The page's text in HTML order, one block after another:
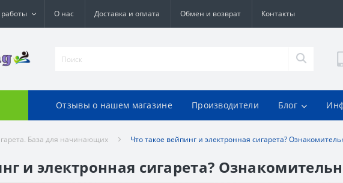
О нас Доставка и оплата Обмен и возврат Контакты
Отзывы о нашем магазине Производители Блог
База для начинающих Что такое вейпинг и электронная сигарета?
и электронная сигарета?